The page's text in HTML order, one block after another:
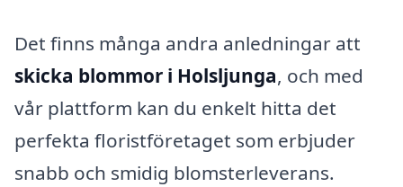
Det finns många andra anledningar att
skicka blommor i Holsljunga, och med
vår plattform kan du enkelt hitta det
perfekta floristföretaget som erbjuder
snabb och smidig blomsterleverans.